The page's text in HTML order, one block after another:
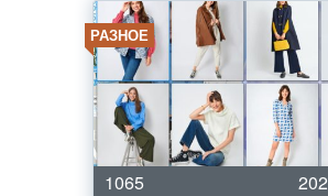
РАЗНОЕ
1065